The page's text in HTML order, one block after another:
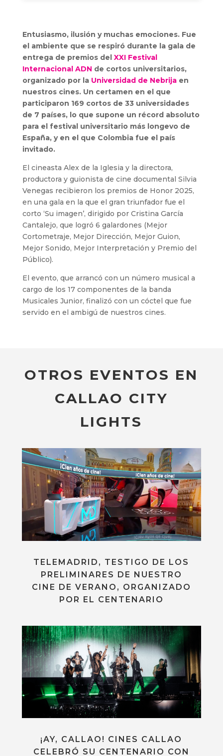
Entusiasmo, ilusión y muchas emociones. Fue
el ambiente que se respiró durante la gala de
entrega de premios del XXI Festival
Internacional ADN de cortos universitarios,
organizado por la Universidad de Nebrijaen
nuestros cines. Un certamen en el que
participaron 169 cortos de 33 universidades
de 7 países, lo que supone un récord absoluto
para el festival universitario más longevo de
España, y en el que Colombia fue el país
invitado.
El cineasta Alex de la Iglesia y la directora,
productora y guionista de cine documental Silvia
Venegas recibieron los premios de Honor 2025,
en una gala en la que el gran triunfador fue el
corto ‘Su imagen’, dirigido por Cristina García
Cantalejo, que logró 6 galardones (Mejor
Cortometraje, Mejor Dirección, Mejor Guion,
Mejor Sonido, Mejor Interpretación y Premio del
Público).
El evento, que arrancó con un número musical a
cargo de los 17 componentes de la banda
Musicales Junior, finalizó con un cóctel que fue
servido en el ambigú de nuestros cines.
OTROS EVENTOS EN
CALLAO CITY
LIGHTS
TELEMADRID, TESTIGO DE LOS
PRELIMINARES DE NUESTRO
CINE DE VERANO, ORGANIZADO
POR EL CENTENARIO
¡AY, CALLAO! CINES CALLAO
CELEBRÓ SU CENTENARIO CON